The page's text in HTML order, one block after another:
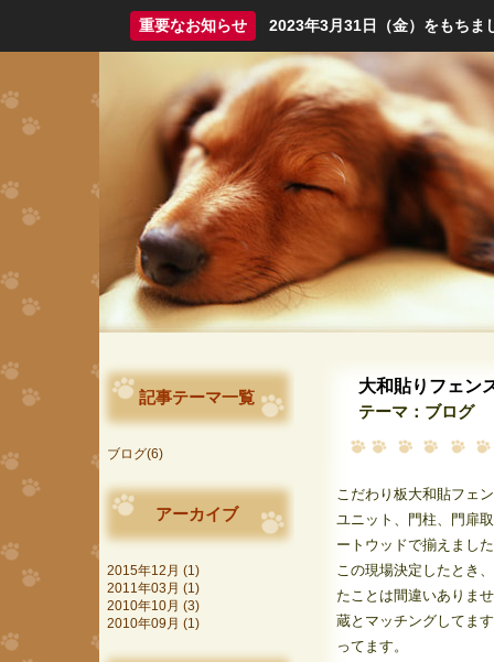
重要なお知らせ 2023年3月31日（金）をもちま
大和貼りフェン
テーマ： ブログ
こだわり板大和貼フェ
ユニット、門柱、門扉
ートウッドで揃えまし
この現場決定したとき
たことは間違いありま
蔵とマッチングしてま
ってます。
記事テーマ一覧
ブログ(6)
アーカイブ
2015年12月 (1)
2011年03月 (1)
2010年10月 (3)
2010年09月 (1)